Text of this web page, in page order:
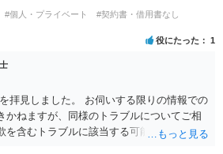
官送達には費用もかかりますので、まず
と思います。
#個人・プライベート
#契約書・借用書なし
役にたった 1
拝見しました。 お伺いする限りの情報での
かねますが、同様のトラブルについてご相
を含むトラブルに該当する可能性があるで